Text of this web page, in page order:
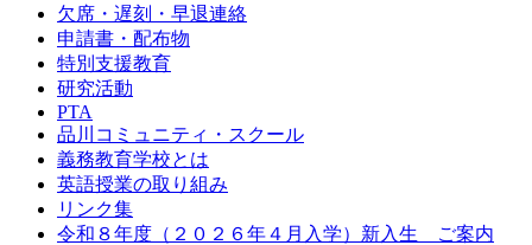
欠席・遅刻・早退連絡
申請書・配布物
特別支援教育
研究活動
PTA
品川コミュニティ・スクール
義務教育学校とは
英語授業の取り組み
リンク集
令和８年度（２０２６年４月入学）新入生 ご案内